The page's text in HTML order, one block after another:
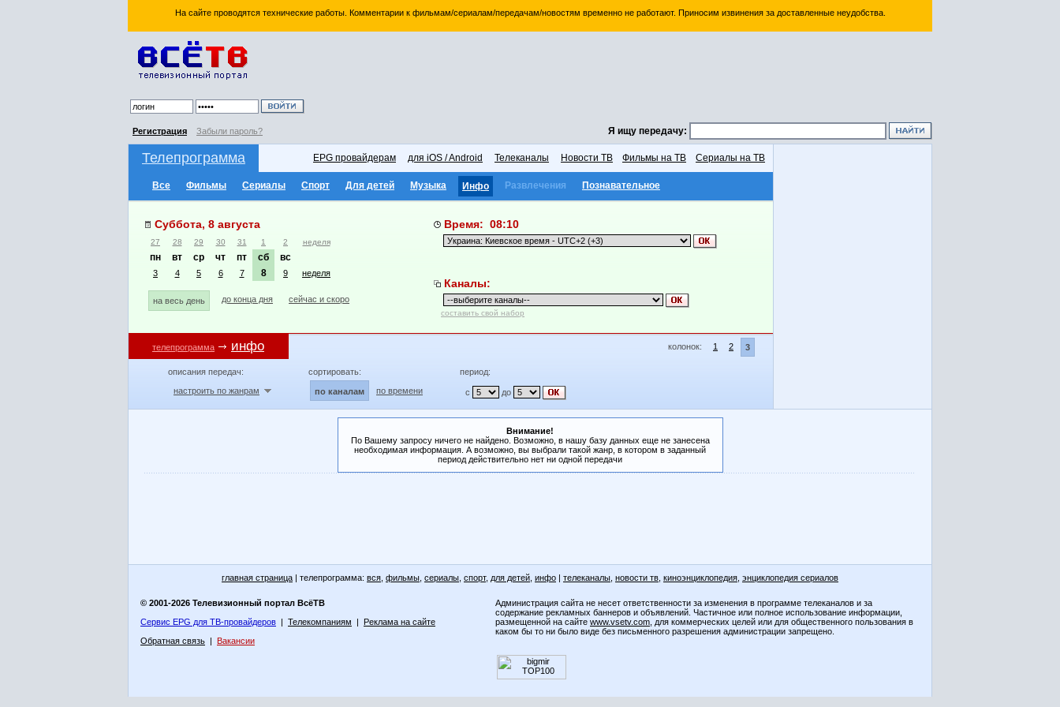
На сайте проводятся технические работы. Комментарии к фильмам/сериалам/передачам/новостям временно не работают. Приносим извинения за доставленные неудобства.
Регистрация Забыли пароль? Я ищу передачу:
Телепрограмма EPG провайдерам для iOS / Android Телеканалы Новости ТВ Фильмы на ТВ Сериалы на ТВ
Все Фильмы Сериалы Спорт Для детей Музыка Инфо Развлечения Познавательное
Суббота, 8 августа
27 28 29 30 31 1 2 неделя
пн вт ср чт пт сб вс
3 4 5 6 7 8 9 неделя
на весь день до конца дня сейчас и скоро
Время: 08:10
Каналы:
составить свой набор
телепрограмма инфо колонок: 1 2 3
описания передач:
настроить по жанрам
сортировать:
по каналам по времени
период:
с до
Внимание!
По Вашему запросу ничего не найдено. Возможно, в нашу базу данных еще не занесена
необходимая информация. А возможно, вы выбрали такой жанр, в котором в заданный
период действительно нет ни одной передачи
главная страница | телепрограмма: вся фильмы сериалы спорт, для детей инфо | телеканалы новости тв киноэнциклопедия энциклопедия сериалов
© 2001-2026 Телевизионный портал ВсёТВ
Сервис EPG для ТВ-провайдеров | Телекомпаниям | Реклама на сайте
Обратная связь | Вакансии
Администрация сайта не несет ответственности за изменения в программе телеканалов и за
содержание рекламных баннеров и объявлений. Частичное или полное использование информации,
размещенной на сайте www.vsetv.com , для коммерческих целей или для общественного пользования в
каком бы то ни было виде без письменного разрешения администрации запрещено.